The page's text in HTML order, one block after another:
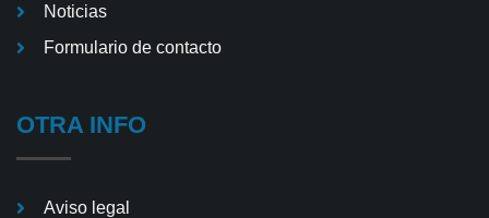
Noticias
Formulario de contacto
OTRA INFO
Aviso legal